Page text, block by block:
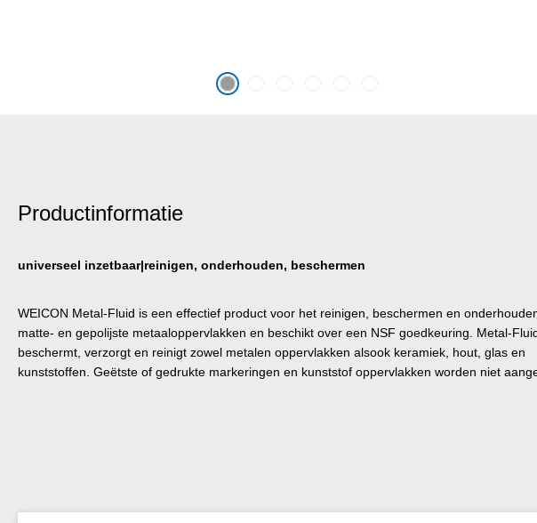
Productinformatie
universeel inzetbaar|reinigen, onderhouden, beschermen
WEICON Metal-Fluid is een effectief product voor het reinigen, beschermen en
matte- en gepolijste metaaloppervlakken en beschikt over een NSF goedkeuring. Metal-
beschermt, verzorgt en reinigt zowel metalen oppervlakken alsook keramiek, hout, glas en
kunststoffen. Geëtste of gedrukte markeringen en kunststof oppervlakken worden niet